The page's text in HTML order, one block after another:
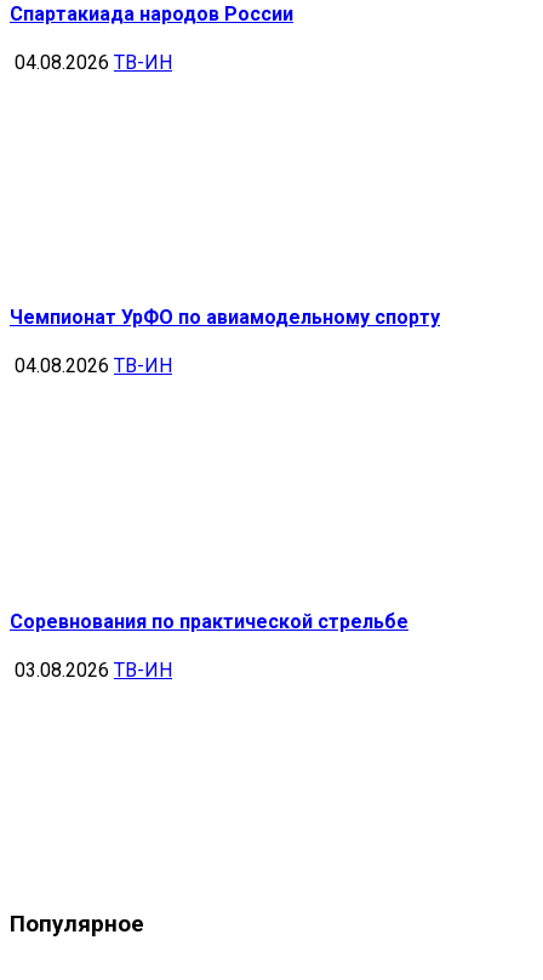
Спартакиада народов России
04.08.2026 ТВ-ИН
Чемпионат УрФО по авиамодельному спорту
04.08.2026 ТВ-ИН
Соревнования по практической стрельбе
03.08.2026 ТВ-ИН
Популярное